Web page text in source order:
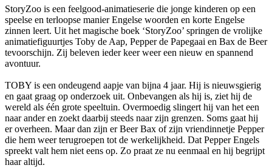
StoryZoo is een feelgood-animatieserie die jonge kinderen op een
speelse en terloopse manier Engelse woorden en korte Engelse
zinnen leert. Uit het magische boek ‘StoryZoo’ springen de vrolijke
animatiefiguurtjes Toby de Aap, Pepper de Papegaai en Bax de Beer
tevoorschijn. Zij beleven ieder keer weer een nieuw en spannend
avontuur.
TOBY is een ondeugend aapje van bijna 4 jaar. Hij is nieuwsgierig
en gaat graag op onderzoek uit. Onbevangen als hij is, ziet hij de
wereld als één grote speeltuin. Overmoedig slingert hij van het een
naar ander en zoekt daarbij steeds naar zijn grenzen. Soms gaat hij
er overheen. Maar dan zijn er Beer Bax of zijn vriendinnetje Pepper
die hem weer terugroepen tot de werkelijkheid. Dat Pepper Engels
spreekt valt hem niet eens op. Zo praat ze nu eenmaal en hij begrijpt
haar altijd.